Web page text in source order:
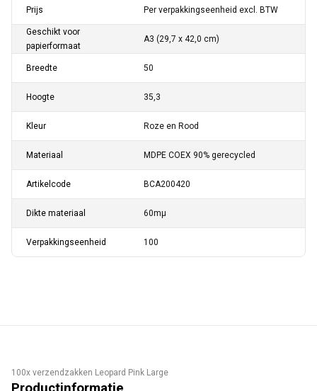
Prijs Per verpakkingseenheid excl. BTW
Geschikt voor
papierformaat
A3 (29,7 x 42,0 cm)
Breedte 50
Hoogte 35,3
Kleur Roze en Rood
Materiaal MDPE COEX 90% gerecycled
Artikelcode BCA200420
Dikte materiaal 60mµ
Verpakkingseenheid 100
100x verzendzakken Leopard Pink Large